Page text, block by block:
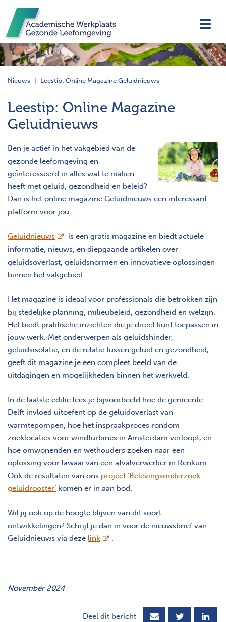
Nieuws Leestip: Online Magazine Geluidnieuws
Leestip: Online Magazine
Geluidnieuws
Ben je actief in het vakgebied van de
gezonde leefomgeving en
geïnteresseerd in alles wat te maken
heeft met geluid, gezondheid en beleid?
Dan is het online magazine Geluidnieuws een interessant
platform voor jou.
Geluidnieuws opent nieuw scherm
is een gratis magazine en biedt actuele
informatie, nieuws, en diepgaande artikelen over
geluidsoverlast, geluidsnormen en innovatieve oplossingen
binnen het vakgebied.
Het magazine is ideaal voor professionals die betrokken zijn
bij stedelijke planning, milieubeleid, gezondheid en welzijn.
Het biedt praktische inzichten die je direct kunt toepassen in
jouw werk. Met onderwerpen als geluidshinder,
geluidsisolatie, en de relatie tussen geluid en gezondheid,
geeft dit magazine je een compleet beeld van de
uitdagingen en mogelijkheden binnen het werkveld.
In de laatste editie lees je bijvoorbeeld hoe de gemeente
Delft invloed uitoefent op de geluidoverlast van
warmtepompen, hoe het inspraakproces rondom
zoeklocaties voor windturbines in Amsterdam verloopt, en
hoe omwonenden en wethouders zoeken naar een
oplossing voor lawaai van een afvalverwerker in Renkum.
Ook de resultaten van ons project ‘Belevingsonderzoek
geluidrooster’ komen er in aan bod.
Wil jij ook op de hoogte blijven van dit soort
ontwikkelingen? Schrijf je dan in voor de nieuwsbrief van
Geluidnieuws via deze link opent nieuw scherm
.
November 2024
Deel dit bericht